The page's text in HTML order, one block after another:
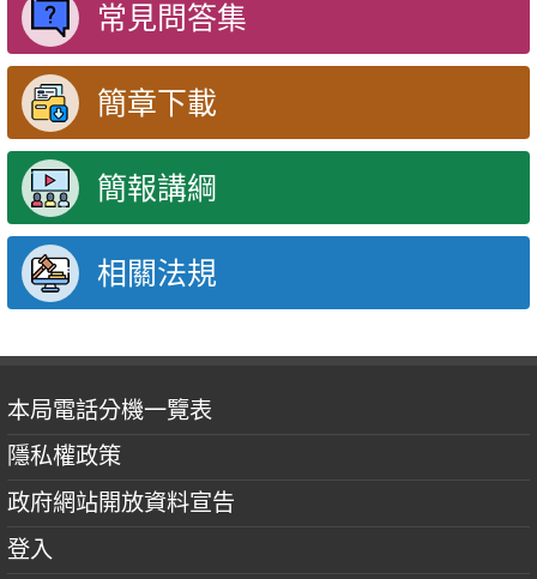
常見問答集
簡章下載
簡報講綱
相關法規
本局電話分機一覽表
隱私權政策
政府網站開放資料宣告
登入